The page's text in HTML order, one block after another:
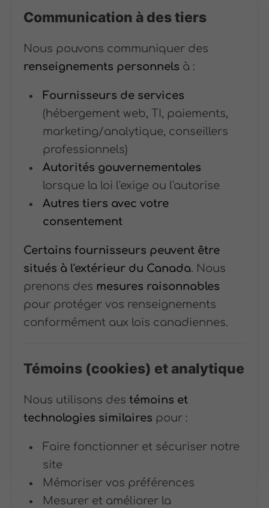
Communication à des tiers
Nous pouvons communiquer des
renseignements personnels à :
Fournisseurs de services
(hébergement web, TI, paiements,
marketing/analytique, conseillers
professionnels)
Autorités gouvernementales
lorsque la loi l'exige ou l'autorise
Autres tiers avec votre
consentement
Certains fournisseurs peuvent être
situés à l'extérieur du Canada. Nous
prenons des mesures raisonnables
pour protéger vos renseignements
conformément aux lois canadiennes.
Témoins (cookies) et analytique
Nous utilisons des témoins et
technologies similaires pour :
Faire fonctionner et sécuriser notre
site
Mémoriser vos préférences
Mesurer et améliorer la